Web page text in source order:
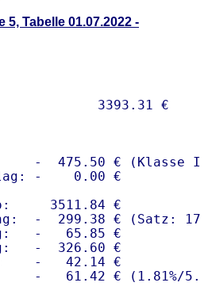
5, Tabelle 01.07.2022 -
-  475.50 € (Klasse I)
-    0.00 €
3511.84 €
-  299.38 € (Satz:
-   65.85 €
-  326.60 €
-   42.14 €
-   61.42 € ( 1.81%/